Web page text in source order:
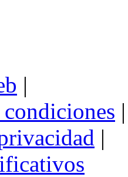
|
|
|